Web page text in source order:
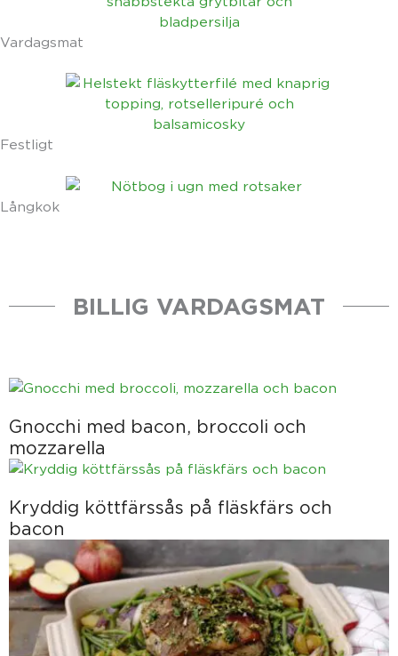
Vardagsmat
Festligt
Långkok
BILLIG VARDAGSMAT
Gnocchi med bacon, broccoli och
mozzarella
Kryddig köttfärssås på fläskfärs och
bacon